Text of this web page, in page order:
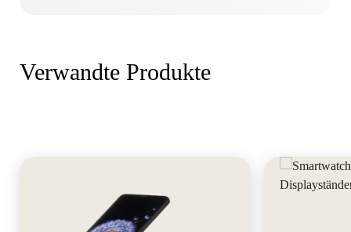
Verwandte Produkte